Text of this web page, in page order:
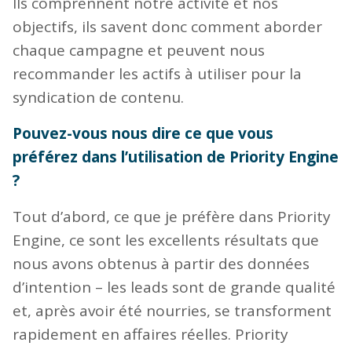
objectifs, ils savent donc comment aborder
chaque campagne et peuvent nous
recommander les actifs à utiliser pour la
syndication de contenu.
Pouvez-vous nous dire ce que vous
préférez dans l’utilisation de Priority Engine
?
Tout d’abord, ce que je préfère dans Priority
Engine, ce sont les excellents résultats que
nous avons obtenus à partir des données
d’intention – les leads sont de grande qualité
et, après avoir été nourries, se transforment
rapidement en affaires réelles. Priority